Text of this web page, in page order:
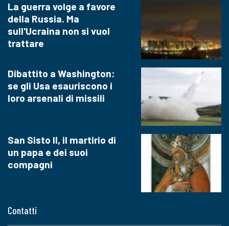
Contatti
La guerra volge a favore
della Russia. Ma
sull'Ucraina non si vuol
trattare
Dibattito a Washington:
se gli Usa esauriscono i
loro arsenali di missili
San Sisto II, il martirio di
un papa e dei suoi
compagni